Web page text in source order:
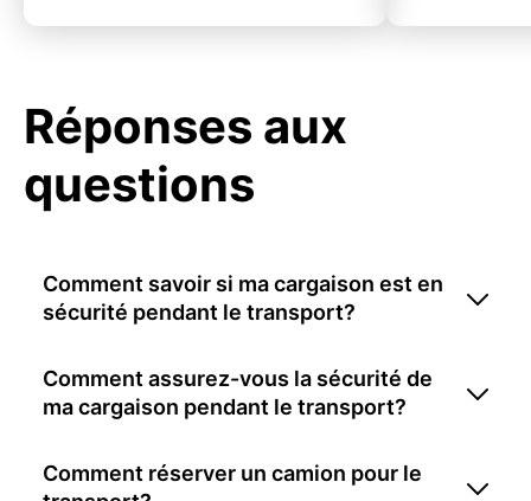
Réponses aux
questions
Comment savoir si ma cargaison est en
sécurité pendant le transport?
Comment assurez-vous la sécurité de
ma cargaison pendant le transport?
Comment réserver un camion pour le